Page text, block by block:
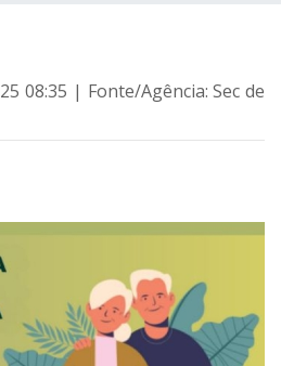
08:35 | Fonte/Agência: Sec de